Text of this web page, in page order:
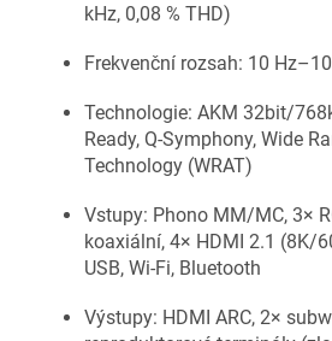
kHz, 0,08 % THD)
Frekvenční rozsah: 10
Technologie: AKM 32bit/
Ready, Q-Symphony, Wide
Technology (WRAT)
Vstupy: Phono MM/MC, 3×
koaxiální, 4× HDMI 2.1 (8K/
USB, Wi-Fi, Bluetooth
Výstupy: HDMI ARC, 2×